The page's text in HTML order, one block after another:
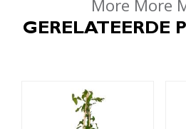
More More
GERELATEERDE